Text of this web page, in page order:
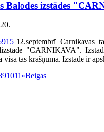
Balodes izstādes
.
12.septembrī Carnikavas
"CARNIKAVA".
visā tās krāšņumā. Izstāde ir
91011 »Beigas